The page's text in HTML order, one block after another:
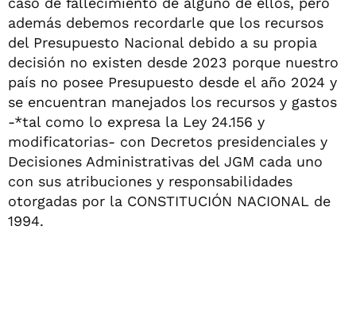
además debemos recordarle que los recursos
del Presupuesto Nacional debido a su propia
decisión no existen desde 2023 porque nuestro
país no posee Presupuesto desde el año 2024 y
se encuentran manejados los recursos y gastos
-*tal como lo expresa la Ley 24.156 y
modificatorias- con Decretos presidenciales y
Decisiones Administrativas del JGM cada uno
con sus atribuciones y responsabilidades
otorgadas por la CONSTITUCIÓN NACIONAL de
1994.